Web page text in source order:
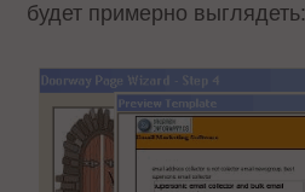
будет примерно выглядеть: